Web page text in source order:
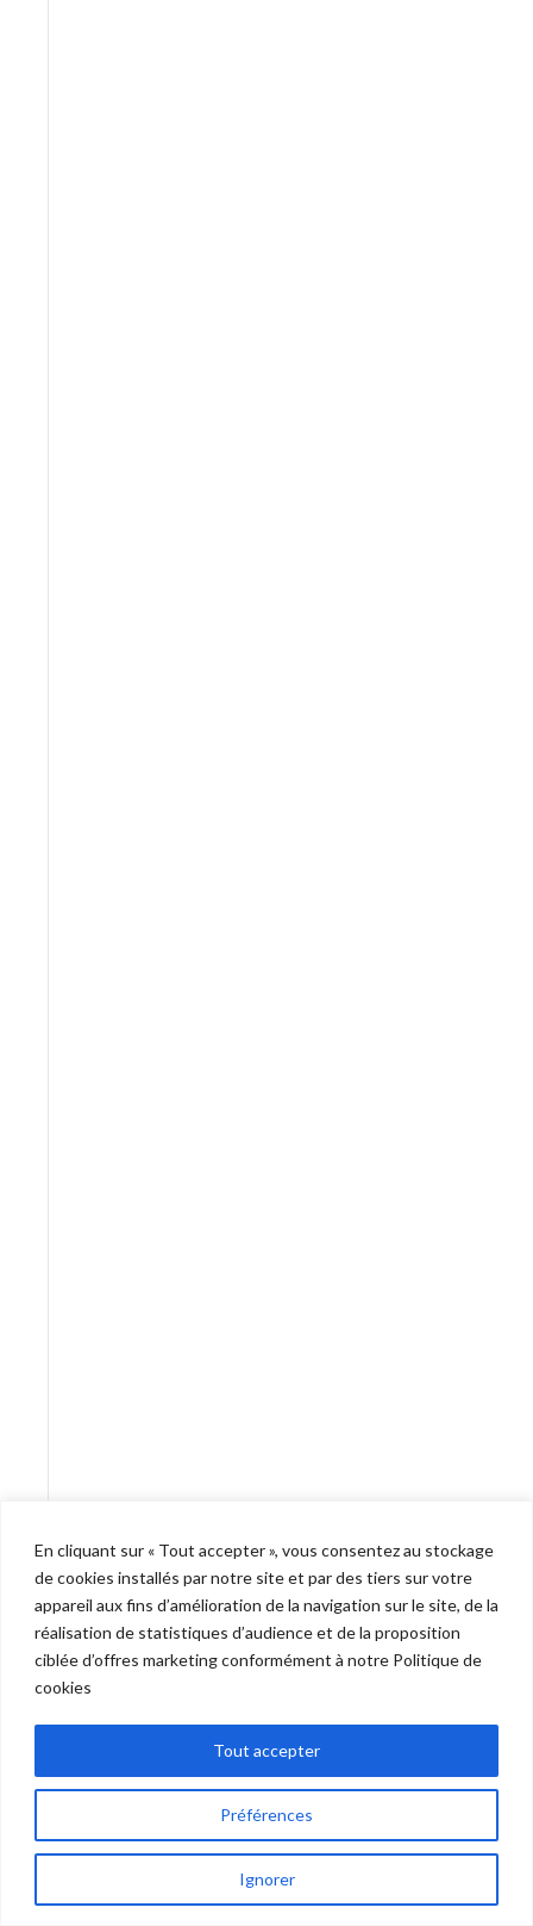
En cliquant sur « Tout accepter », vous consentez au stockage
de cookies installés par notre site et par des tiers sur votre
appareil aux fins d’amélioration de la navigation sur le site, de la
réalisation de statistiques d’audience et de la proposition
ciblée d’offres marketing conformément à notre Politique de
cookies
Préférences
Ignorer
Tout accepter